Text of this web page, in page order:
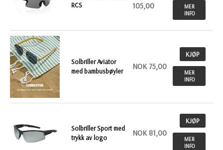
RCS
105,00
MER
INFO
Solbriller Aviator
med bambusbøyler
NOK 75,00
KJØP
MER
INFO
Solbriller Sport med
trykk av logo
NOK 81,00
KJØP
MER
INFO